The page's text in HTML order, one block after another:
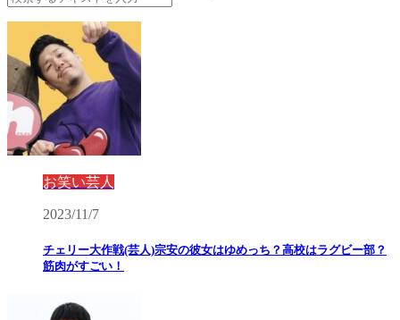
お笑い芸人
2023/11/7
チェリー大作戦(芸人)宗安の彼女はゆめっち？高校はラグビー部？
筋肉がすごい！